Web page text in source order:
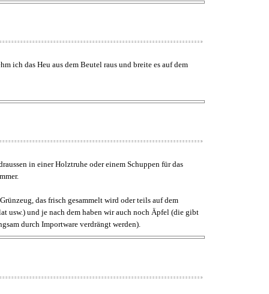
ich das Heu aus dem Beutel raus und breite es auf dem
in einer Holztruhe oder einem Schuppen für das
das frisch gesammelt wird oder teils auf dem
usw.) und je nach dem haben wir auch noch Äpfel (die gibt
durch Importware verdrängt werden).